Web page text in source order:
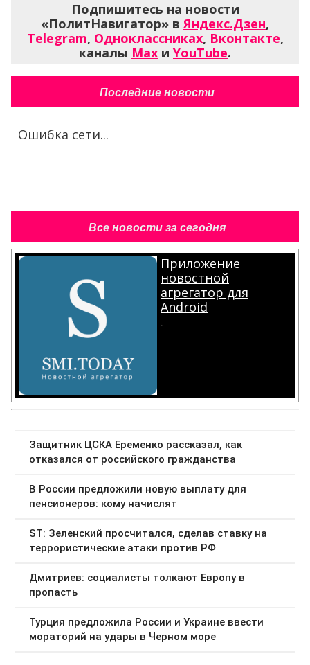
Подпишитесь на новости
«ПолитНавигатор» вЯндекс.Дзен,
Telegram, Одноклассниках, Вконтакте,
каналы Max и YouTube.
Последние новости
Ошибка сети...
Все новости за сегодня
Приложение
новостной
агрегатор для
Android
.